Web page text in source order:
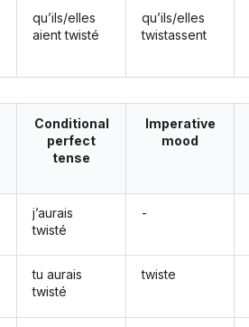
qu’ils/elles
aient twisté
qu’ils/elles
twistassent
Conditional
perfect
tense
j’aurais
twisté
tu aurais
twisté
Imperative
mood
-
twiste